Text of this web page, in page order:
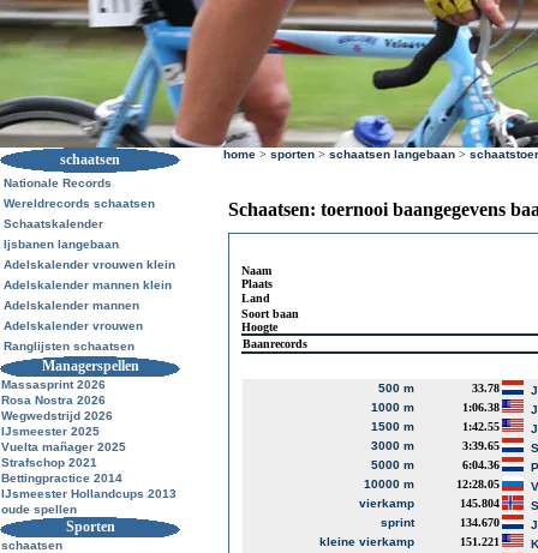
schaatsen
Nationale Records
Wereldrecords schaatsen
Schaatskalender
Ijsbanen langebaan
Adelskalender vrouwen klein
Adelskalender mannen klein
Adelskalender mannen
Adelskalender vrouwen
Ranglijsten schaatsen
Managerspellen
Massasprint 2026
Rosa Nostra 2026
Wegwedstrijd 2026
IJsmeester 2025
Vuelta mañager 2025
Strafschop 2021
Bettingpractice 2014
IJsmeester Hollandcups 2013
oude spellen
Sporten
schaatsen
home > sporten > schaatsen langebaan >
Schaatsen: toernooi baangegevens
Naam
Plaats
Land
Soort baan
Hoogte
Baanrecords
500 m 33.78
1000 m
1:06.38
1500 m
1:42.55
3000 m
3:39.65
5000 m
6:04.36
10000 m
12:28.05
vierkamp
145.804
sprint
134.670
kleine vierkamp
151.221